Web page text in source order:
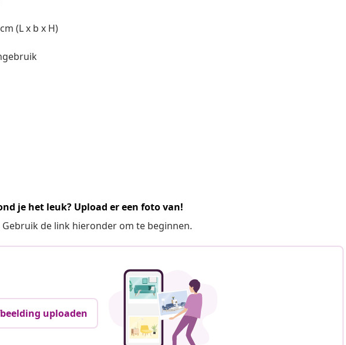
(L x b x H)
je het leuk? Upload er een foto van!
de link hieronder om te beginnen.
uploaden